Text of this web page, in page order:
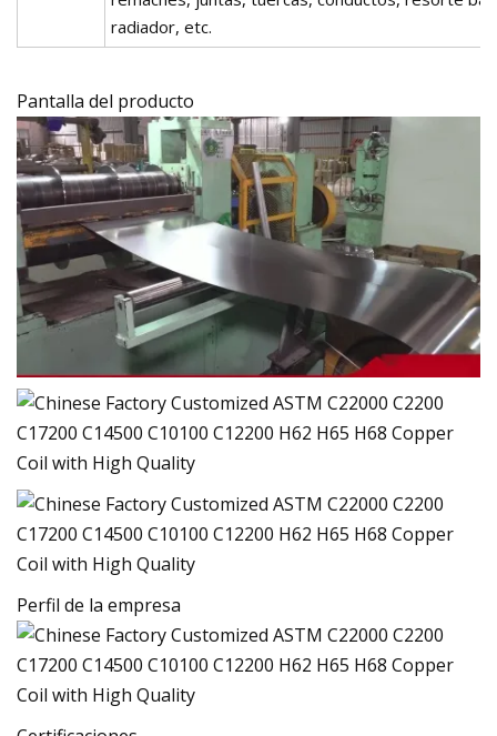
radiador, etc.
Pantalla del producto
Perfil de la empresa